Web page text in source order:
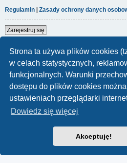
Strona ta używa plików cookies
w celach statystycznych,
funkcjonalnych. Warunki
dostępu do plików cookies
ustawieniach przeglądarki
Dowiedz się więcej
Akceptuję!
Regulamin | Zasady ochrony danych
Zarejestruj się
Forum Bike Łódź - Forum Rowerowe Łódź - Forum Szosowe - Forum MTB Strona Główna
Linki partnerskie: strony www lodz ,Fotografia
Polski pakiet językowy